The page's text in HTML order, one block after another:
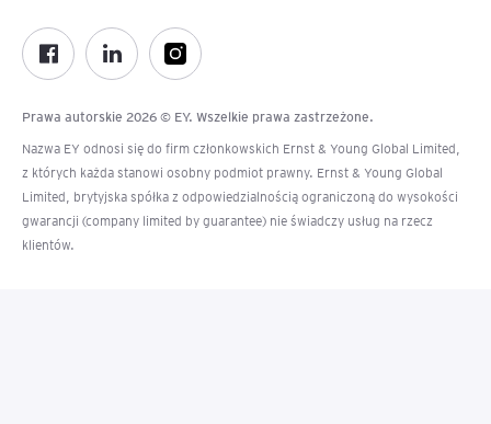
Prawa autorskie 2026 © EY. Wszelkie prawa zastrzeżone.
Nazwa EY odnosi się do firm członkowskich Ernst & Young Global Limited,
z których każda stanowi osobny podmiot prawny. Ernst & Young Global
Limited, brytyjska spółka z odpowiedzialnością ograniczoną do wysokości
gwarancji (company limited by guarantee) nie świadczy usług na rzecz
klientów.